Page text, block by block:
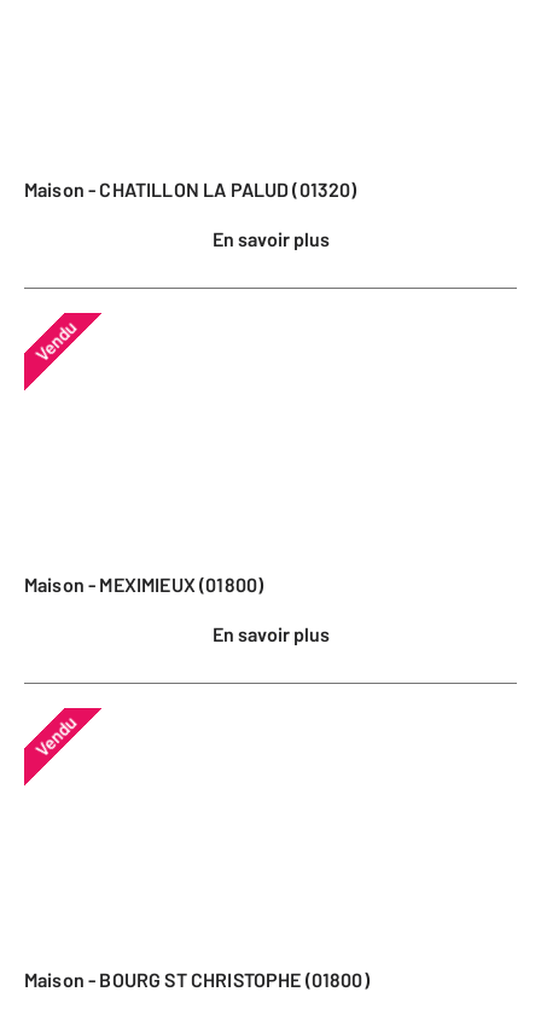
Maison - CHATILLON LA PALUD (01320)
En savoir plus
Vendu
Maison - MEXIMIEUX (01800)
En savoir plus
Vendu
Maison - BOURG ST CHRISTOPHE (01800)